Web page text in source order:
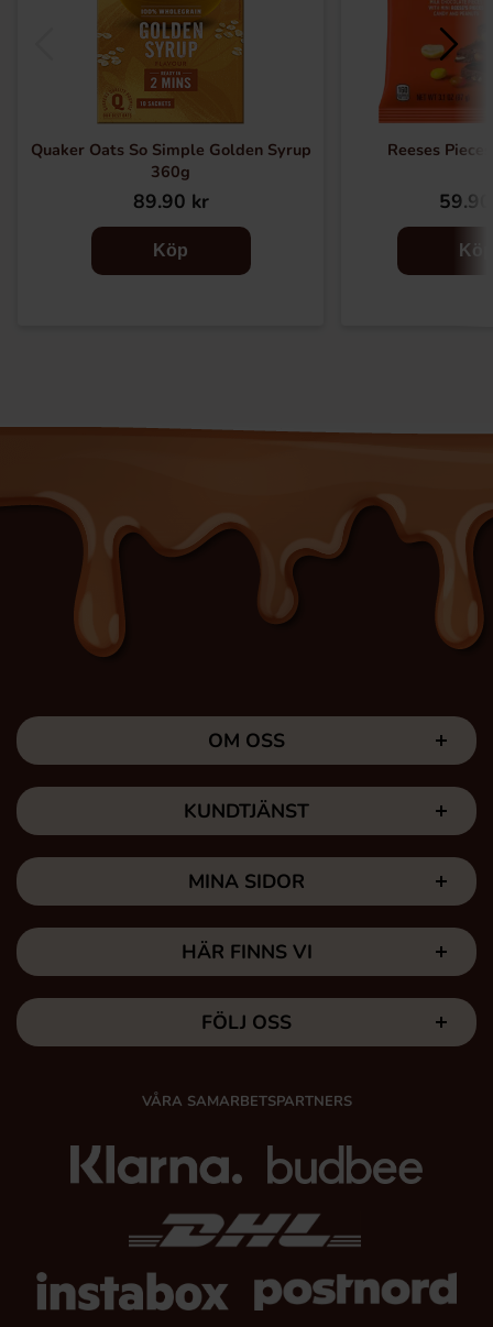
Quaker Oats So Simple Golden Syrup
360g
89.90 kr
Köp
Reeses
Köp
OM OSS
KUNDTJÄNST
MINA SIDOR
HÄR FINNS VI
FÖLJ OSS
VÅRA SAMARBETSPARTNERS